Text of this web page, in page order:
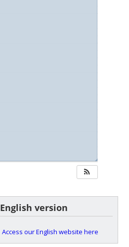
◢
English version
Access our English website here